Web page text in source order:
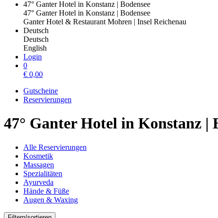
47° Ganter Hotel in Konstanz | Bodensee
47° Ganter Hotel in Konstanz | Bodensee
Ganter Hotel & Restaurant Mohren | Insel Reichenau
Deutsch
Deutsch
English
Login
0
€ 0,00
Gutscheine
Reservierungen
47° Ganter Hotel in Konstanz |
Alle Reservierungen
Kosmetik
Massagen
Spezialitäten
Ayurveda
Hände & Füße
Augen & Waxing